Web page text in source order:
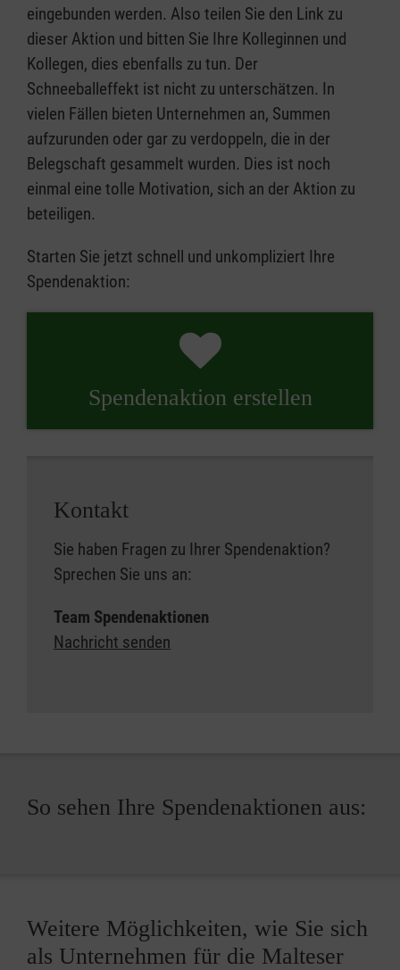
eingebunden werden. Also teilen Sie den Link zu
dieser Aktion und bitten Sie Ihre Kolleginnen und
Kollegen, dies ebenfalls zu tun. Der
Schneeballeffekt ist nicht zu unterschätzen. In
vielen Fällen bieten Unternehmen an, Summen
aufzurunden oder gar zu verdoppeln, die in der
Belegschaft gesammelt wurden. Dies ist noch
einmal eine tolle Motivation, sich an der Aktion zu
beteiligen.
Starten Sie jetzt schnell und unkompliziert Ihre
Spendenaktion:
Spendenaktion erstellen
Kontakt
Sie haben Fragen zu Ihrer Spendenaktion?
Sprechen Sie uns an:
Team Spendenaktionen
Nachricht senden
So sehen Ihre Spendenaktionen aus:
Weitere Möglichkeiten, wie Sie sich
als Unternehmen für die Malteser